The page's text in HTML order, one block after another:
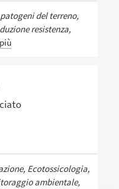
del terreno,
resistenza,
Ecotossicologia,
ambientale,